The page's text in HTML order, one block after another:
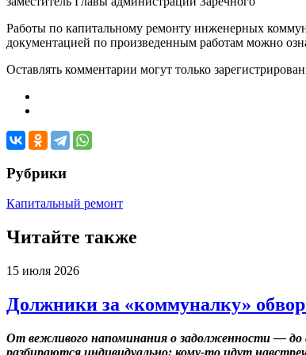
Работы по капитальному ремонту инженерных
документацией по произведенным работам можно
Оставлять комментарии могут только
Рубрики
Капитальный ремонт
Читайте также
15 июля 2026
Должники за «коммуналку»
От вежливого напоминания о задолженности —
разбираются индивидуально: кому-то идут